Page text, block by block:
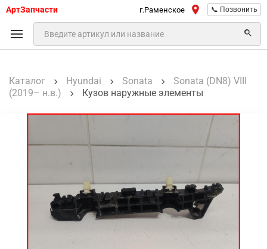
АртЗапчасти г.Раменское 📞 Позвонить
Каталог Hyundai Sonata
Sonata (DN8) VIII
(2019– н.в.)
Кузов наружные элементы